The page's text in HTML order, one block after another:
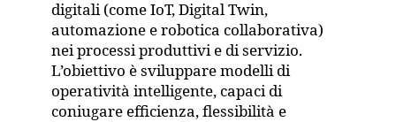
digitali (come IoT, Digital Twin,
automazione e robotica collaborativa)
nei processi produttivi e di servizio.
L’obiettivo è sviluppare modelli di
operatività intelligente, capaci di
coniugare efficienza, flessibilità e